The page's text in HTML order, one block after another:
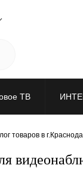
ТВ
товаров в